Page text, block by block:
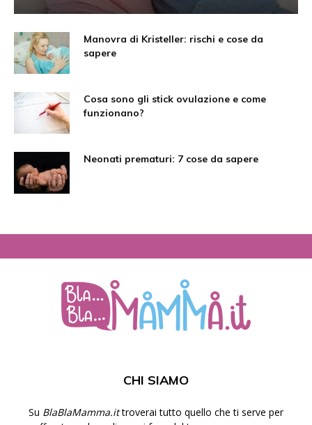
Manovra di Kristeller: rischi e cose da
sapere
Cosa sono gli stick ovulazione e come
funzionano?
Neonati prematuri: 7 cose da sapere
CHI SIAMO
Su BlaBlaMamma.ittroverai tutto quello che ti serve per